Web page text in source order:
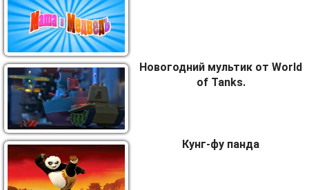
Новогодний мультик от World
of Tanks.
Кунг-фу панда